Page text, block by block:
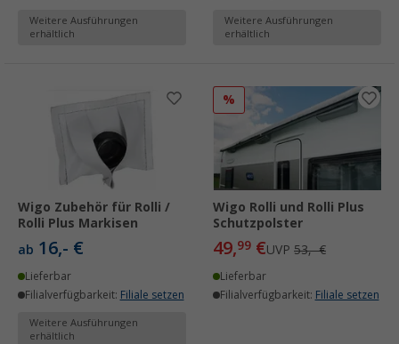
Weitere Ausführungen
erhältlich
Weitere Ausführungen
erhältlich
Wigo Zubehör für Rolli /
Rolli Plus Markisen
ab 16,- €
Lieferbar
Filialverfügbarkeit: Filiale setzen
Weitere Ausführungen
erhältlich
%
Wigo Rolli und Rolli Plus
Schutzpolster
49,99 €UVP 53,- €
Lieferbar
Filialverfügbarkeit: Filiale setzen